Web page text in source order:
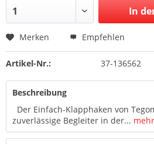
In
Merken Empfehlen
Artikel-Nr.: 37-136562
Beschreibung
Der Einfach-Klapphaken von
zuverlässige Begleiter in der... mehr